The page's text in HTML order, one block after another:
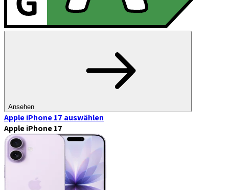
Ansehen
Apple iPhone 17 auswählen
Apple iPhone 17